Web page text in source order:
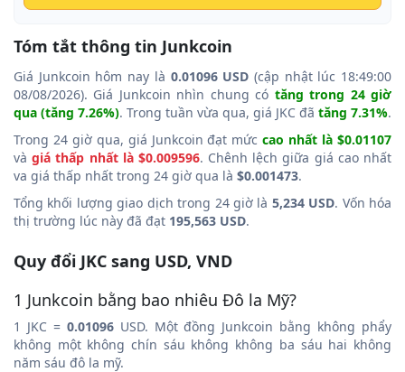
Tóm tắt thông tin Junkcoin
Giá Junkcoin hôm nay là 0.01096 USD (cập nhật lúc 18:49:00
08/08/2026). Giá Junkcoin nhìn chung có tăng trong 24 giờ
qua (tăng 7.26%). Trong tuần vừa qua, giá JKC đã tăng 7.31%.
Trong 24 giờ qua, giá Junkcoin đạt mứccao nhất là $0.01107
vàgiá thấp nhất là $0.009596. Chênh lệch giữa giá cao nhất
va giá thấp nhất trong 24 giờ qua là $0.001473.
Tổng khối lượng giao dịch trong 24 giờ là 5,234 USD. Vốn hóa
thị trường lúc này đã đạt 195,563 USD.
Quy đổi JKC sang USD, VND
1 Junkcoin bằng bao nhiêu Đô la Mỹ?
1 JKC = 0.01096USD. Một đồng Junkcoin bằng không phẩy
không một không chín sáu không không ba sáu hai không
năm sáu đô la mỹ.